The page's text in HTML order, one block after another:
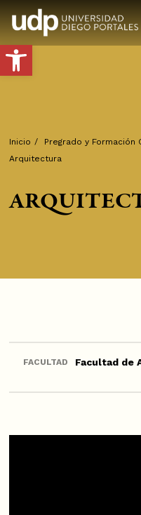
Abrir barra de
Inicio / Pregrado y Formación
Arquitectura
FACULTAD Facultad de